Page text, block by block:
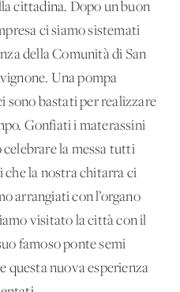
cittadina. Dopo un buon
ci siamo sistemati
della Comunità di San
Una pompa
sono bastati per realizzare
Gonfiati i materassini
la messa tutti
che la nostra chitarra ci
arrangiati con l’organo
visitato la città con il
famoso ponte semi
questa nuova esperienza